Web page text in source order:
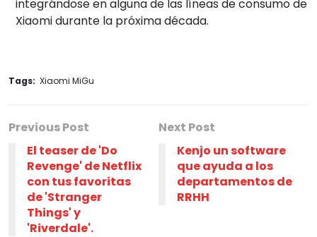
integrándose en alguna de las líneas de consumo de
Xiaomi durante la próxima década.
Tags: Xiaomi MiGu
Previous Post
El teaser de 'Do
Revenge' de Netflix
con tus favoritas
de 'Stranger
Things' y
'Riverdale'.
Next Post
Kenjo un software
que ayuda a los
departamentos de
RRHH